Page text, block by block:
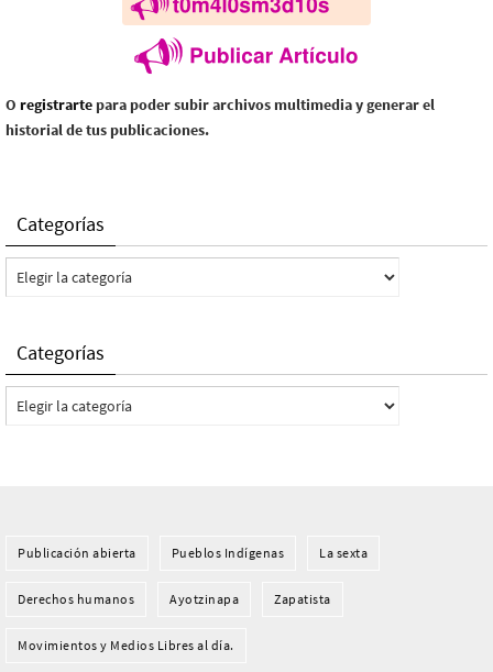
O registrarte para poder subir archivos multimedia y generar el
historial de tus publicaciones.
Categorías
Categorías
Categorías
Categorías
Publicación abierta Pueblos Indí­genas La sexta
Derechos humanos Ayotzinapa Zapatista
Movimientos y Medios Libres al día.